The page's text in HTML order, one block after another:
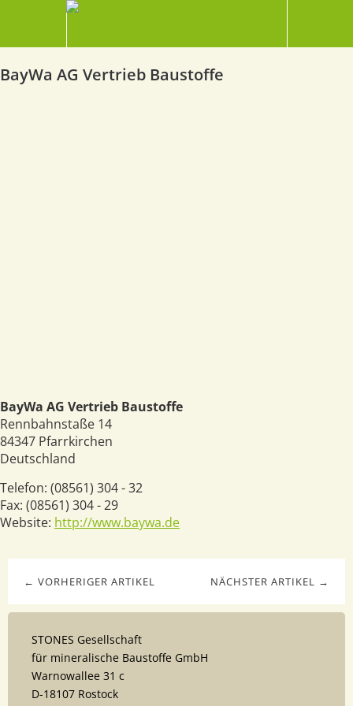
BayWa AG Vertrieb Baustoffe
BayWa AG Vertrieb Baustoffe
Rennbahnstaße 14
84347 Pfarrkirchen
Deutschland
Telefon: (08561) 304 - 32
Fax: (08561) 304 - 29
Website: http://www.baywa.de
NÄCHSTER ARTIKEL →
← VORHERIGER ARTIKEL
STONES Gesellschaft
für mineralische Baustoffe GmbH
Warnowallee 31 c
D-18107 Rostock